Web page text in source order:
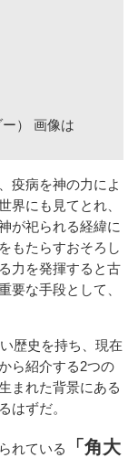
） 画像は
疫病を神の力によ
界にも見てとれ、
が祀られる経緯に
もたらすおそろし
力を発揮すると古
要な手段として、
歴史を持ち、現在
ら紹介する2つの
まれた背景にある
はずだ。
れている
「角大